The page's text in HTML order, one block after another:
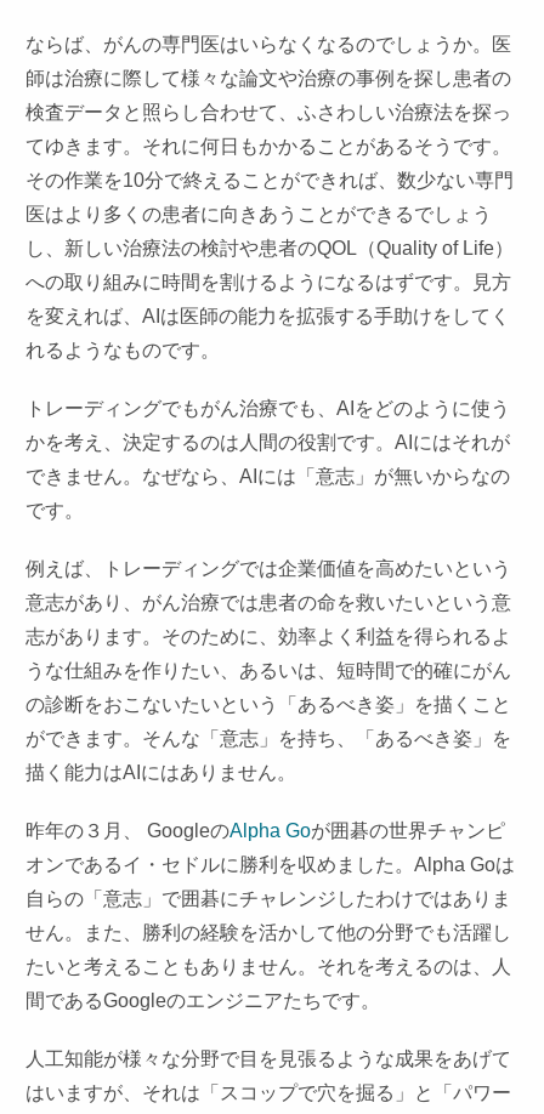
ならば、がんの専門医はいらなくなるのでしょうか。医
師は治療に際して様々な論文や治療の事例を探し患者の
検査データと照らし合わせて、ふさわしい治療法を探っ
てゆきます。それに何日もかかることがあるそうです。
その作業を10分で終えることができれば、数少ない専門
医はより多くの患者に向きあうことができるでしょう
し、新しい治療法の検討や患者のQOL（Quality of Life）
への取り組みに時間を割けるようになるはずです。見方
を変えれば、AIは医師の能力を拡張する手助けをしてく
れるようなものです。
トレーディングでもがん治療でも、AIをどのように使う
かを考え、決定するのは人間の役割です。AIにはそれが
できません。なぜなら、AIには「意志」が無いからなの
です。
例えば、トレーディングでは企業価値を高めたいという
意志があり、がん治療では患者の命を救いたいという意
志があります。そのために、効率よく利益を得られるよ
うな仕組みを作りたい、あるいは、短時間で的確にがん
の診断をおこないたいという「あるべき姿」を描くこと
ができます。そんな「意志」を持ち、「あるべき姿」を
描く能力はAIにはありません。
昨年の３月、 GoogleのAlpha Goが囲碁の世界チャンピ
オンであるイ・セドルに勝利を収めました。Alpha Goは
自らの「意志」で囲碁にチャレンジしたわけではありま
せん。また、勝利の経験を活かして他の分野でも活躍し
たいと考えることもありません。それを考えるのは、人
間であるGoogleのエンジニアたちです。
人工知能が様々な分野で目を見張るような成果をあげて
はいますが、それは「スコップで穴を掘る」と「パワー